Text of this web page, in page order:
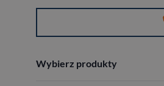
Wybierz produkty